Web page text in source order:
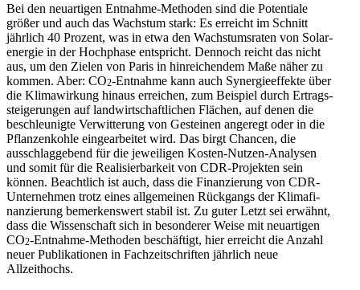
Bei den neuar­tigen Entnahme-Methoden sind die Poten­tiale
größer und auch das Wachstum stark: Es erreicht im Schnitt
jährlich 40 Prozent, was in etwa den Wachs­tums­raten von Solar­
energie in der Hochphase entspricht. Dennoch reicht das nicht
aus, um den Zielen von Paris in hinrei­chendem Maße näher zu
kommen. Aber: CO2-Entnahme kann auch Syner­gie­ef­fekte über
die Klima­wirkung hinaus erreichen, zum Beispiel durch Ertrags­
stei­ge­rungen auf landwirt­schaft­lichen Flächen, auf denen die
beschleu­nigte Verwit­terung von Gesteinen angeregt oder in die
Pflan­zen­kohle einge­ar­beitet wird. Das birgt Chancen, die
ausschlag­gebend für die jewei­ligen Kosten-Nutzen-Analysen
und somit für die Reali­sier­barkeit von CDR-Projekten sein
können. Beachtlich ist auch, dass die Finan­zierung von CDR-
Unter­nehmen trotz eines allge­meinen Rückgangs der Klima­fi­
nan­zierung bemer­kenswert stabil ist. Zu guter Letzt sei erwähnt,
dass die Wissen­schaft sich in beson­derer Weise mit neuar­tigen
CO2-Entnahme-Methoden beschäftigt, hier erreicht die Anzahl
neuer Publi­ka­tionen in Fachzeit­schriften jährlich neue
Allzeithochs.